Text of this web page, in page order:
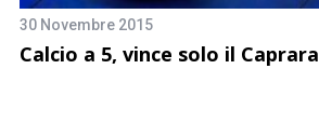
30 Novembre 2015
Calcio a 5, vince solo il Caprara